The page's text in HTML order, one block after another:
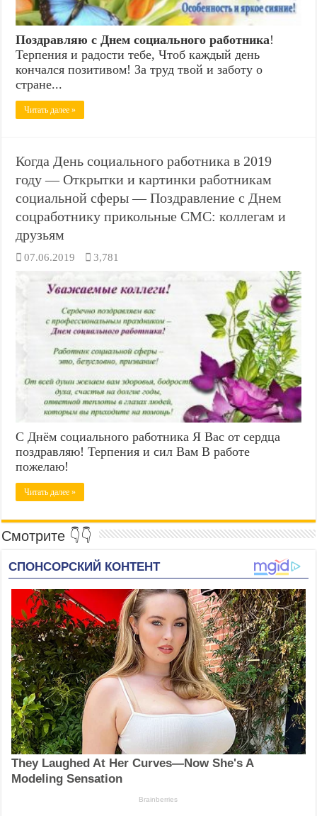
Поздравляю с Днем социального работника!
Терпения и радости тебе, Чтоб каждый день
кончался позитивом! За труд твой и заботу о
стране...
Читать далее »
Когда День социального работника в 2019
году — Открытки и картинки работникам
социальной сферы — Поздравление с Днем
соцработнику прикольные СМС: коллегам и
друзьям
07.06.2019 3,781
С Днём социального работника Я Вас от сердца
поздравляю! Терпения и сил Вам В работе
пожелаю!
Читать далее »
Смотрите 👇👇